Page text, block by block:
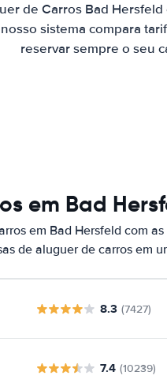
de Carros Bad
sistema compara
reservar sempre o seu
em Bad
em Bad Hersfeld com
de aluguer de carros em
8.3 (7427)
7.4 (10239)